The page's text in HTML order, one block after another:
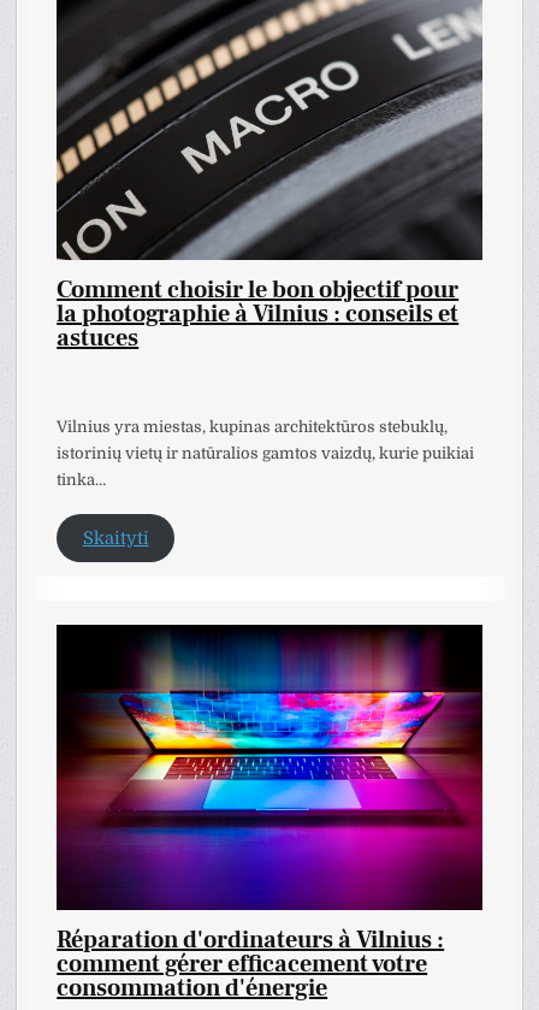
Comment choisir le bon objectif pour
la photographie à Vilnius : conseils et
astuces
Vilnius yra miestas, kupinas architektūros stebuklų,
istorinių vietų ir natūralios gamtos vaizdų, kurie puikiai
tinka…
Skaityti
Réparation d'ordinateurs à Vilnius :
comment gérer efficacement votre
consommation d'énergie